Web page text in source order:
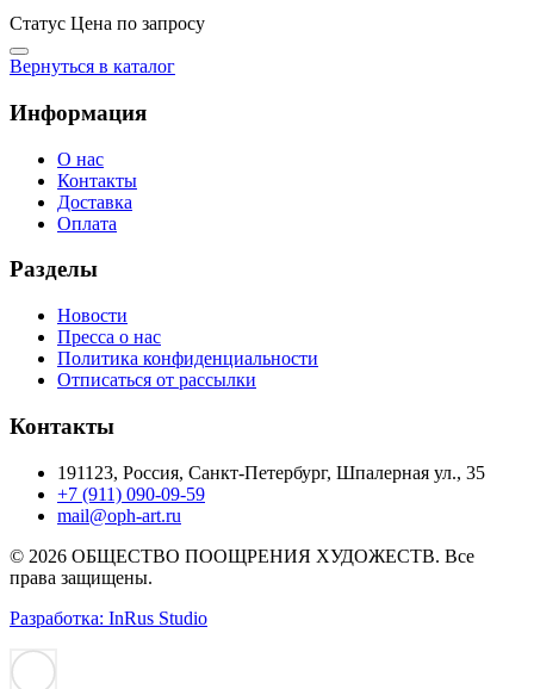
Статус Цена по запросу
Вернуться в каталог
Информация
О нас
Контакты
Доставка
Оплата
Разделы
Новости
Пресса о нас
Политика конфиденциальности
Отписаться от рассылки
Контакты
191123, Россия, Санкт-Петербург, Шпалерная ул., 35
+7 (911) 090-09-59
mail@oph-art.ru
© 2026 ОБЩЕСТВО ПООЩРЕНИЯ ХУДОЖЕСТВ. Все
права защищены.
Разработка: InRus Studio